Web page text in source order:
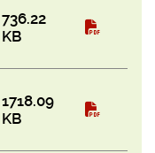
736.22
KB
1718.09
KB